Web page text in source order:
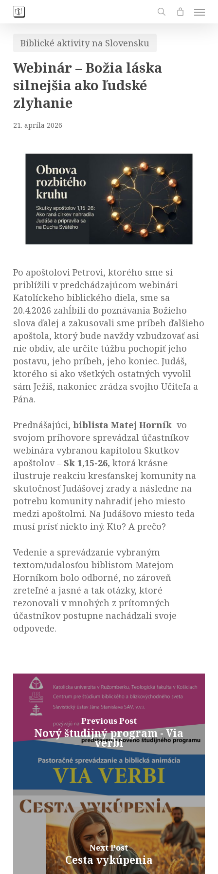
Skip
contentBiblické aktivity na Slovensku
Webinár – Božia láska
silnejšia ako ľudské
zlyhanie
21. apríla 2026
Po apoštolovi Petrovi, ktorého sme si
priblížili v predchádzajúcom webinári
Katolíckeho biblického diela, sme sa
20.4.2026 zahĺbili do poznávania Božieho
slova ďalej a zakusovali sme príbeh ďalšieho
apoštola, ktorý bude navždy vzbudzovať asi
nie obdiv, ale určite túžbu pochopiť jeho
postavu, jeho príbeh, jeho koniec. Judáš,
ktorého si ako všetkých ostatných vyvolil
sám Ježiš, nakoniec zrádza svojho Učiteľa a
Pána.
Prednášajúci, biblista Matej Horníkvo
svojom príhovore sprevádzal účastníkov
webinára vybranou kapitolou Skutkov
apoštolov – Sk 1,15-26, ktorá krásne
ilustruje reakciu kresťanskej komunity na
skutočnosť Judášovej zrady a následne na
potrebu komunity nahradiť jeho miesto
medzi apoštolmi. Na Judášovo miesto teda
musí prísť niekto iný. Kto? A prečo?
Vedenie a sprevádzanie vybraným
textom/udalosťou biblistom Matejom
Horníkom bolo odborné, no zároveň
zreteľné a jasné a tak otázky, ktoré
rezonovali v mnohých z prítomných
účastníkov postupne nachádzali svoje
odpovede.
Previous Post
Nový študijný program - Via
verbi
Next Post
Cesta vykúpenia